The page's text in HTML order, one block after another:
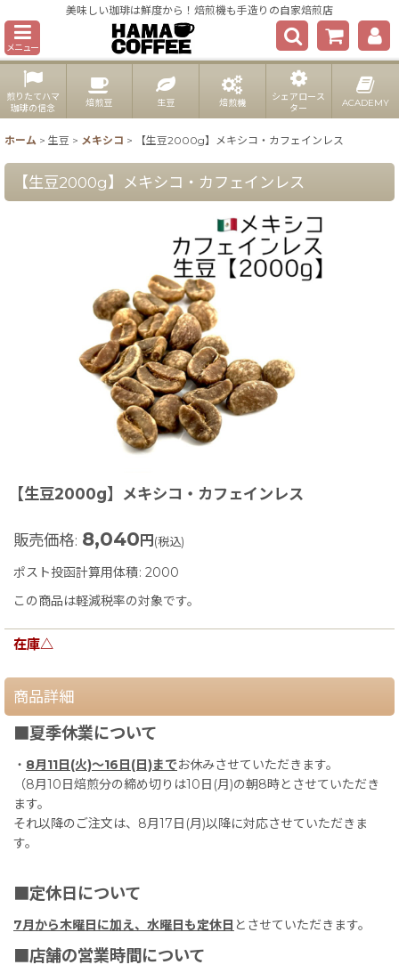
美味しい珈琲は鮮度から！焙煎機も手造りの自家焙煎店
メニュー
煎りたてハマ
珈琲の信念
焙煎豆 生豆 焙煎機
シェアロース
ター
ACADEMY
ホーム > 生豆 > メキシコ > 【生豆2000g】メキシコ・カフェインレス
【生豆2000g】メキシコ・カフェインレス
【生豆2000g】メキシコ・カフェインレス
販売価格: 8,040 円 (税込)
ポスト投函計算用体積: 2000
この商品は軽減税率の対象です。
在庫△
商品詳細
■夏季休業について
・ 8月11日(火)〜16日(日)までお休みさせていただきます。
（8月10日焙煎分の締め切りは10日(月)の朝8時とさせていただき
ます。
それ以降のご注文は、8月17日(月)以降に対応させていただきま
す。
■定休日について
7月から木曜日に加え、水曜日も定休日 とさせていただきます。
■店舗の営業時間について